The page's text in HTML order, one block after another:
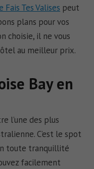
Fais Tes Valises peut
plans pour vos
choisie, il ne vous
au meilleur prix.
Bay en
l’une des plus
C’est le spot
toute tranquillité
facilement